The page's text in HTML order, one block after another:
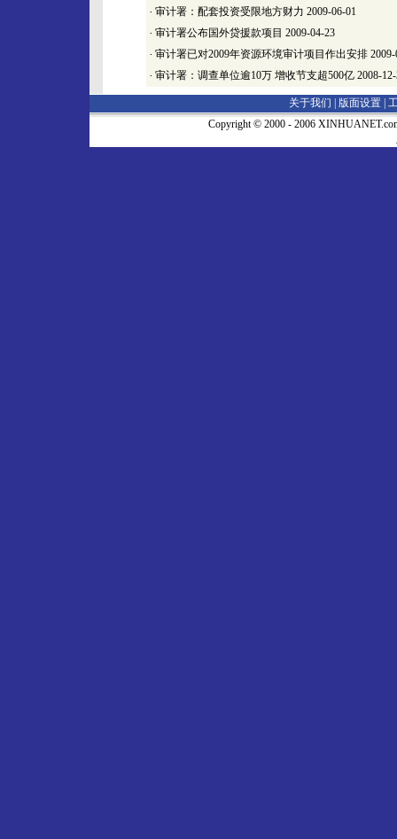
· 审计署：配套投资受限地方财力 2009-06-01
· 审计署公布国外贷援款项目 2009-04-23
· 审计署已对2009年资源环境审计项目作出安排
· 审计署：调查单位逾10万 增收节支超500亿 2008-
关于我们 | 版面设置
Copyright © 2000 - 2006